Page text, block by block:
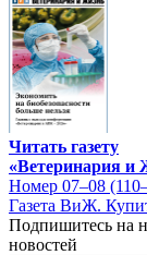
Читать газету
«Ветеринария и
Номер 07–08
Газета ВиЖ.
Подпишитесь на
новостей